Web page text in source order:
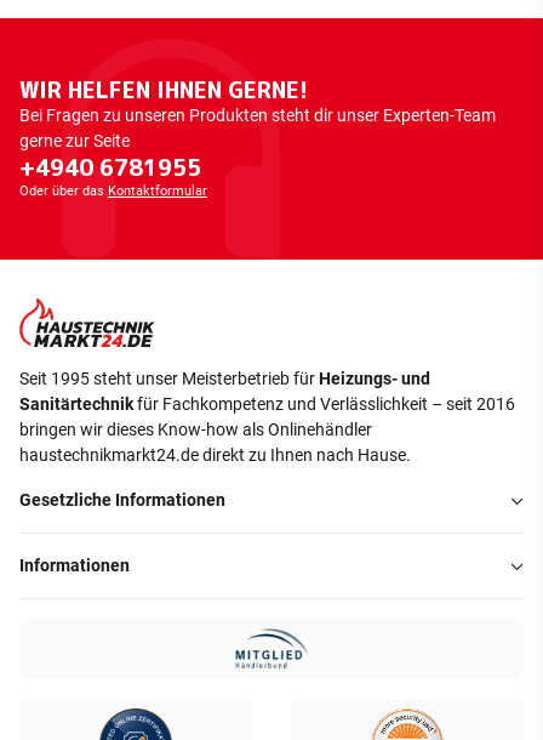
WIR HELFEN IHNEN GERNE!
Bei Fragen zu unseren Produkten steht dir unser Experten-Team
gerne zur Seite
+4940 6781955
Oder über das Kontaktformular
Seit 1995 steht unser Meisterbetrieb fürHeizungs- und
Sanitärtechnikfür Fachkompetenz und Verlässlichkeit – seit 2016
bringen wir dieses Know-how als Onlinehändler
haustechnikmarkt24.de direkt zu Ihnen nach Hause.
Gesetzliche Informationen
Informationen